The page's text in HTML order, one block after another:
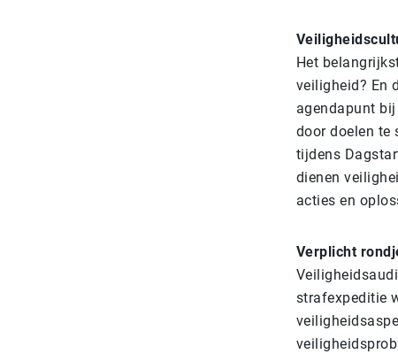
Het
veiligheid? En
agendapunt
door doelen te
tijdens
dienen
acties en
Verplicht
strafexpeditie